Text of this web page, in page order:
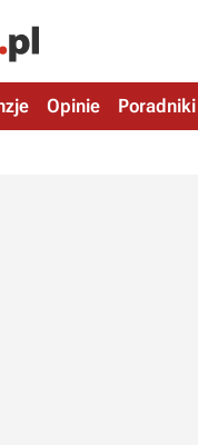
Opinie Poradniki